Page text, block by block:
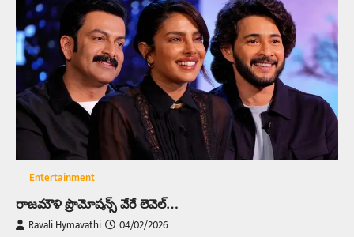
Entertainment
రాజమౌళి ప్రొమోషన్స్ వేరే లెవెల్…
Ravali Hymavathi 04/02/2026